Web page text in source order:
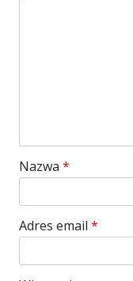
Nazwa *
Adres email *